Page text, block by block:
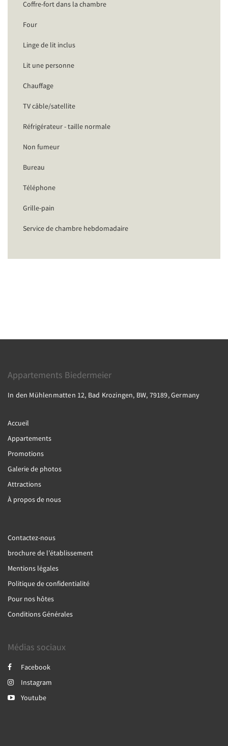
Coffre-fort dans la chambre
Four
Linge de lit inclus
Lit une personne
Chauffage
TV câble/satellite
Réfrigérateur - taille normale
Non fumeur
Bureau
Téléphone
Grille-pain
Service de chambre hebdomadaire
Appartements Biedermeier
In den Mühlenmatten 12, Bad Krozingen, BW, 79189, Germany
Accueil
Appartements
Promotions
Galerie de photos
Attractions
À propos de nous
Contactez-nous
brochure de l’établissement
Mentions légales
Politique de confidentialité
Pour nos hôtes
Conditions Générales
Médias sociaux
Facebook
Instagram
Youtube